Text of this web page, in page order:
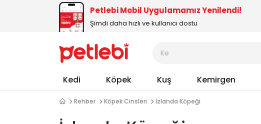
Petlebi Mobil Uygulamamız Yenilendi!
Şimdi daha hızlı ve kullanıcı dostu
Kedi Köpek Kuş Kemirgen
Rehber Köpek Cinsleri İzlanda Köpeği